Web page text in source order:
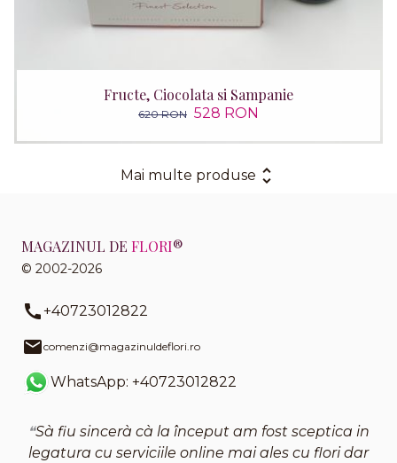
Fructe, Ciocolata si Sampanie
620 RON 528 RON
Mai multe produse
MAGAZINUL DE FLORI®
© 2002-2026
+40723012822
comenzi@magazinuldeflori.ro
WhatsApp: +40723012822
Sà fiu sincerà cà la început am fost sceptica in
legatura cu serviciile online mai ales cu flori dar